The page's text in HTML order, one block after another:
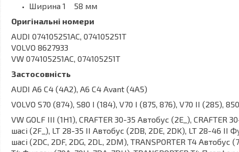
Ширина 1 58 мм
Оригінальні номери
AUDI 074105251AC, 074105251T
VOLVO 8627933
VW 074105251AC, 074105251T
Застосовність
AUDI A6 C4 (4A2), A6 C4 Avant (4A5)
VOLVO S70 (874), S80 I (184), V70 I (875, 876), V70 II (285),
VW GOLF III (1H1), CRAFTER 30-35 Автобус (2E_),
шасі (2F_), LT 28-35 II Автобус (2DB, 2DE, 2DK), LT 28-46
шасі (2DC, 2DF, 2DG, 2DL, 2DM), TRANSPORTER T4 Автобус